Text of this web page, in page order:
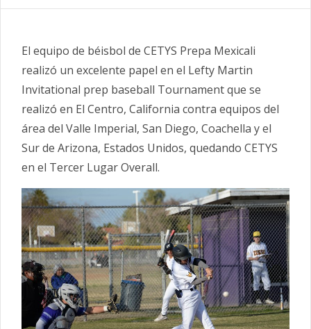
El equipo de béisbol de CETYS Prepa Mexicali
realizó un excelente papel en el Lefty Martin
Invitational prep baseball Tournament que se
realizó en El Centro, California contra equipos del
área del Valle Imperial, San Diego, Coachella y el
Sur de Arizona, Estados Unidos, quedando CETYS
en el Tercer Lugar Overall.